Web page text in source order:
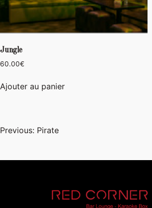
Jungle
60.00€
Ajouter au panier
Navigation
Previous: Pirate